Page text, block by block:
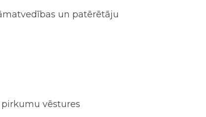
un patērētāju
vēstures